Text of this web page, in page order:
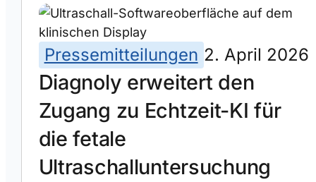
Pressemitteilungen 2. April 2026
Diagnoly erweitert den
Zugang zu Echtzeit-KI für
die fetale
Ultraschalluntersuchung